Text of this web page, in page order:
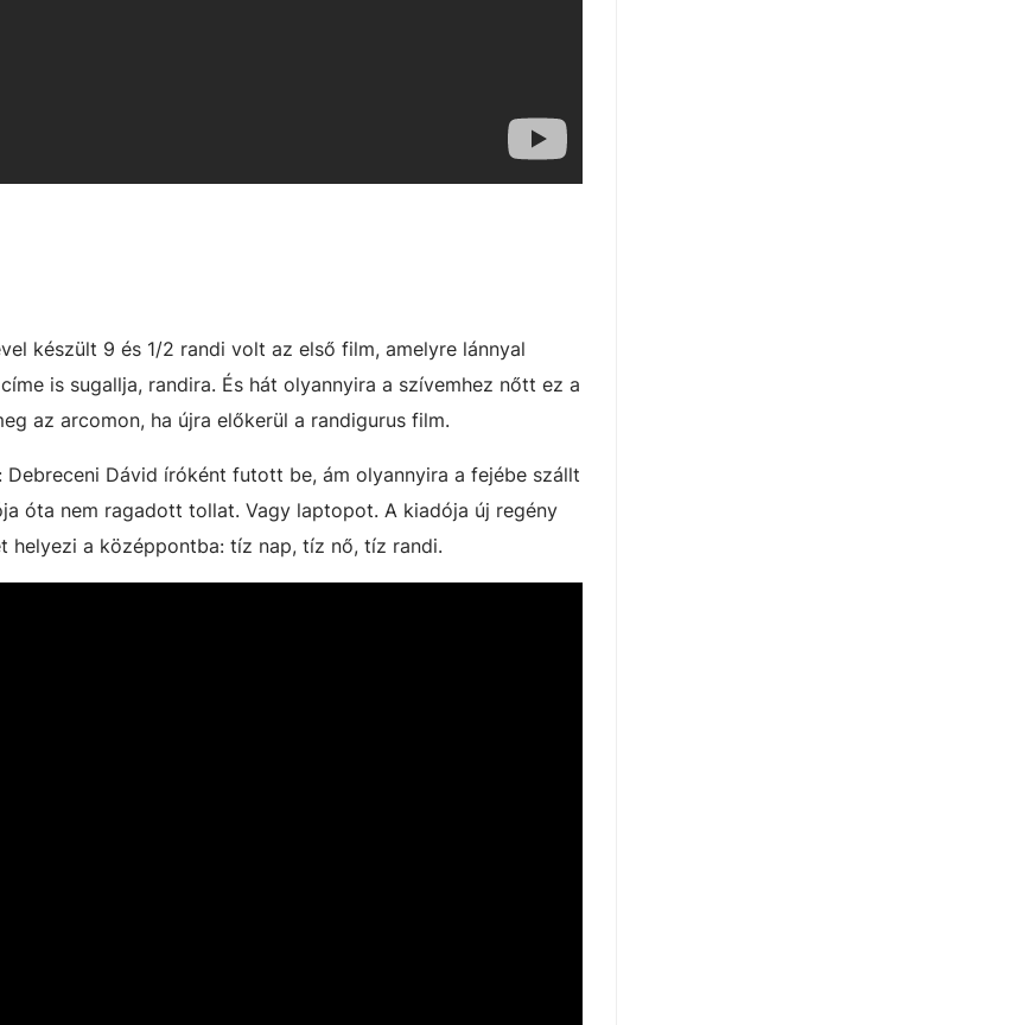
készült 9 és 1/2 randi volt az első film, amelyre lánnyal
is sugallja, randira. És hát olyannyira a szívemhez nőtt ez a
az arcomon, ha újra előkerül a randigurus film.
Dávid íróként futott be, ám olyannyira a fejébe szállt
óta nem ragadott tollat. Vagy laptopot. A kiadója új regény
helyezi a középpontba: tíz nap, tíz nő, tíz randi.